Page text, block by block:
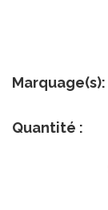
Marquage(s):
Quantité :